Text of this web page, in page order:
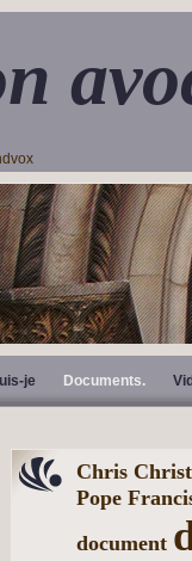
je Documents.
Chris
Pope
document